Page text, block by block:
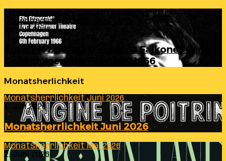
ELLA FITZGERALD – Live At Falkoner Centre
Copenhagen 6th February 1966
23. Juli 2026
ELLA FITZGERALD – Live At Falkoner Centre
Copenhagen 6th February 1966
Monatsherlichkeit
Monatsherrlichkeit Juni 2026
1. Juli 2026
Monatsherrlichkeit Juni 2026
Monatsherrlichkeit Mai 2026
2. Juni 2026